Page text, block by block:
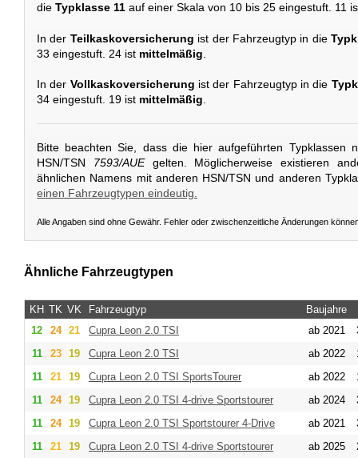
die Typklasse 11 auf einer Skala von 10 bis 25 eingestuft. 11
In der Teilkaskoversicherung ist der Fahrzeugtyp in die
33 eingestuft. 24 ist mittelmäßig
In der Vollkaskoversicherung ist der Fahrzeugtyp in die
34 eingestuft. 19 ist mittelmäßig.
Bitte beachten Sie, dass die hier aufgeführten Typklassen
HSN/TSN 7593/AUEgelten. Möglicherweise existieren
ähnlichen Namens mit anderen HSN/TSN und anderen
einen Fahrzeugtypen eindeutig.
Alle Angaben sind ohne Gewähr. Fehler oder zwischenzeitliche Änderungen
Ähnliche Fahrzeugtypen
KH TK VK Fahrzeugtyp
Baujahre
12
24 21 Cupra Leon 2.0 TSI ab 2021
11
23 19 Cupra Leon 2.0 TSI ab 2022
11
21 19 Cupra Leon 2.0 TSI SportsTourer ab 2022
11
24 19 Cupra Leon 2.0 TSI 4-drive Sportstourer ab 2024
11
24 19 Cupra Leon 2.0 TSI Sportstourer 4-Drive ab 2021
11
21 19 Cupra Leon 2.0 TSI 4-drive Sportstourer ab 2025